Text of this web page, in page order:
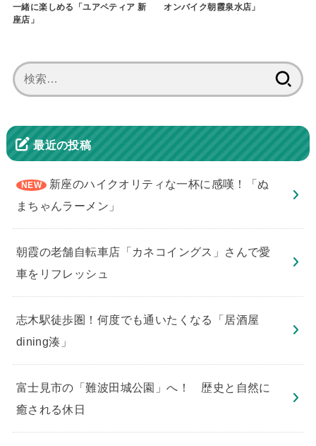
一緒に楽しめる「ユアペティア 新
座店」
オンバイク朝霞泉水店」
索:
最近の投稿
新座のハイクオリティな一杯に感嘆！「ぬ
まちゃんラーメン」
朝霞の老舗自転車店「カネコイングス」さんで愛
車をリフレッシュ
志木駅徒歩圏！何度でも通いたくなる「居酒屋
dining湊」
​富士見市の「難波田城公園」へ！ 歴史と自然に
癒される休日